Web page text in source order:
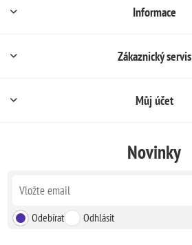
Informace
Zákaznický servis
Můj účet
Novinky
Odebírat Odhlásit